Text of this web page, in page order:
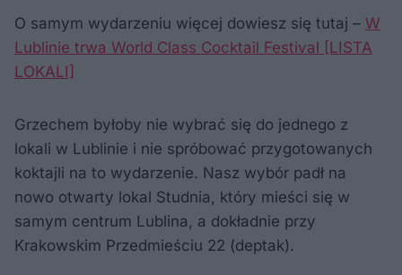
O samym wydarzeniu więcej dowiesz się tutaj – W
Lublinie trwa World Class Cocktail Festival [LISTA
LOKALI]
Grzechem byłoby nie wybrać się do jednego z
lokali w Lublinie i nie spróbować przygotowanych
koktajli na to wydarzenie. Nasz wybór padł na
nowo otwarty lokal Studnia, który mieści się w
samym centrum Lublina, a dokładnie przy
Krakowskim Przedmieściu 22 (deptak).